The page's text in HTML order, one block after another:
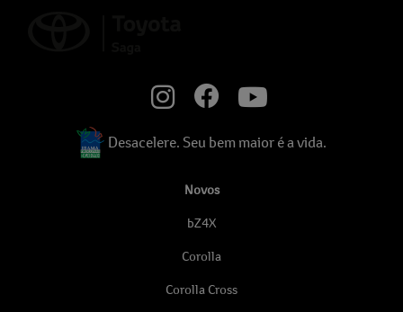
Desacelere. Seu bem maior é a vida.
Novos
bZ4X
Corolla
Corolla Cross